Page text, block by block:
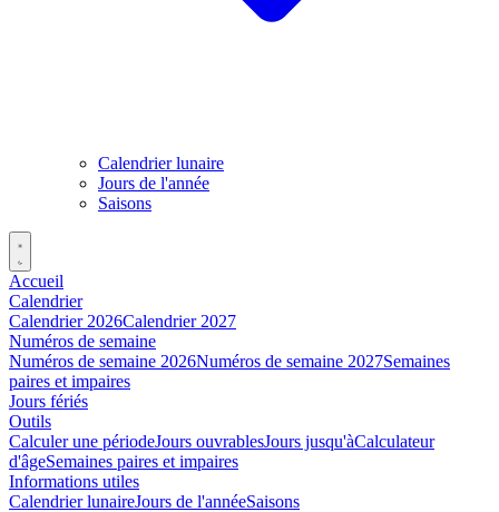
Calendrier lunaire
Jours de l'année
Saisons
Accueil
Calendrier
Calendrier 2026Calendrier 2027
Numéros de semaine
Numéros de semaine 2026Numéros de semaine 2027Semaines
paires et impaires
Jours fériés
Outils
Calculer une périodeJours ouvrablesJours jusqu'àCalculateur
d'âgeSemaines paires et impaires
Informations utiles
Calendrier lunaireJours de l'annéeSaisons